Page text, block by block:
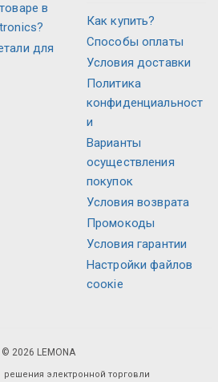
в
для
Как купить?
Способы оплаты
Условия доставки
Политика
конфиденциальност
и
Варианты
осуществления
покупок
Условия возврата
Промокоды
Условия гарантии
Настройки файлов
соокіе
© 2026 LEMONA
решения электронной торговли